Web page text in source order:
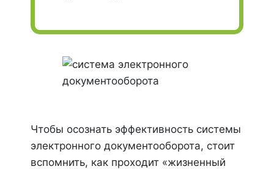
Чтобы осознать эффективность системы
электронного документооборота, стоит
вспомнить, как проходит «жизненный